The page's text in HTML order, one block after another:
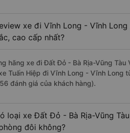
xe đi Vĩnh Long - Vĩnh
cao cấp nhất?
hãng xe đi Đất Đỏ - Bà Rịa-Vũng
Tuấn Hiệp đi Vĩnh Long - Vĩnh
đánh giá của khách hàng).
loại xe Đất Đỏ - Bà Rịa-Vũng
đôi không?